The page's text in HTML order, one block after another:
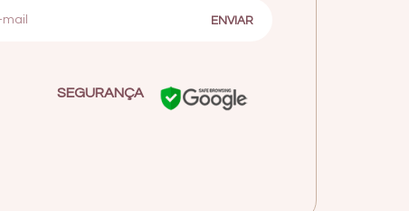
SEGURANÇA